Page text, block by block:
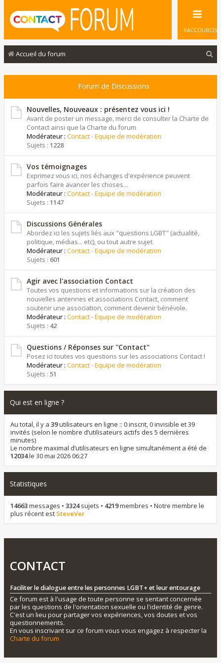
RACCOURCIS
Accueil du forum
Forum de Discussions
Nouvelles, Nouveaux : présentez vous ici !
Avant de poster un message, merci de consulter la Charte de
Contact ainsi que la Charte du forum
Modérateur : Contact - Equipe de modération
Sujets : 1228
Vos témoignages
Exprimez vous ici, nos échanges d'expérience peuvent
parfois faire avancer les choses...
Modérateur : Contact - Equipe de modération
Sujets : 1147
Discussions Générales
Abordez ici les sujets liés aux "questions LGBT" (actualité,
politique, médias... etc), ou tout autre sujet.
Modérateur : Contact - Equipe de modération
Sujets : 601
Agir avec l'association Contact
Toutes vos questions et informations sur la création des
nouvelles antennes et associations Contact, comment
soutenir une association, comment devenir bénévole.
Modérateur : Contact - Equipe de modération
Sujets : 42
Questions / Réponses sur ''Contact''
Posez ici toutes vos questions sur les associations Contact !
Modérateur : Contact - Equipe de modération
Sujets : 51
Qui est en ligne ?
Au total, il y a 39utilisateurs en ligne :: 0 inscrit, 0 invisible et 39
invités (selon le nombre d’utilisateurs actifs des 5 dernières
minutes)
Le nombre maximal d’utilisateurs en ligne simultanément a été de
12034le 30 mai 2026 06:27
Statistiques
14663messages • 3324sujets • 4219membres • Notre membre le
plus récent est SteveVer
CONTACT
Faciliter le dialogue entre les personnes LGBT+ et leur entourage
Ce forum est à l'usage de toute personne se sentant concernée
par les questions de l'orientation sexuelle ou l'identité de genre.
C'est un lieu pour partager vos expériences, vos doutes et vos
questionnements.
En vous inscrivant sur ce forum vous vous engagez à respecter la
Charte du forum